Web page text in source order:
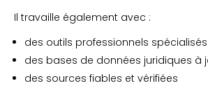
Il travaille également avec :
des outils professionnels spécialisés
des bases de données juridiques à
des sources fiables et vérifiées